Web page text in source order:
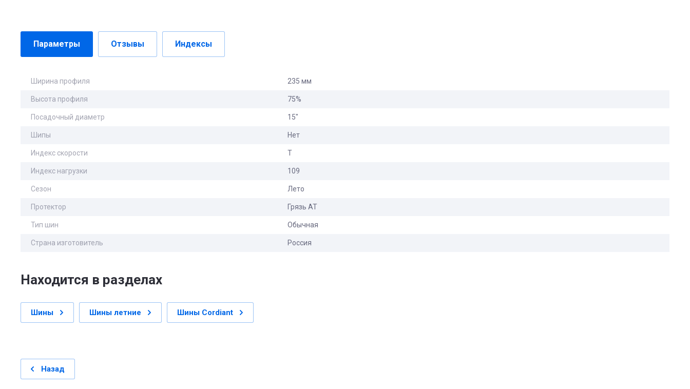
Параметры Отзывы Индексы
Ширина профиля 235 мм
Высота профиля 75%
Посадочный диаметр 15"
Шипы Нет
Индекс скорости T
Индекс нагрузки 109
Сезон Лето
Протектор Грязь АТ
Тип шин Обычная
Страна изготовитель Россия
Находится в разделах
Шины Шины летние Шины Cordiant
Назад